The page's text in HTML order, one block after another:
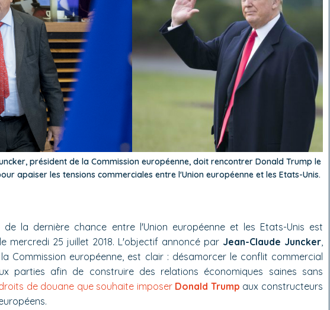
président de la Commission européenne, doit rencontrer Donald Trump le
apaiser les tensions commerciales entre l'Union européenne et les Etats-Unis.
de la dernière chance entre l'Union européenne et les Etats-Unis est
mercredi 25 juillet 2018. L'objectif annoncé par Jean-Claude Juncker,
Commission européenne, est clair : désamorcer le conflit commercial
parties afin de construire des relations économiques saines sans
de douane que souhaite imposer Donald Trump aux constructeurs